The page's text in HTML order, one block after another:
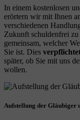
In einem kostenlosen
erörtern wir mit Ihnen
verschiedenen
Zukunft schuldenfrei
gemeinsam, welcher
Sie ist. Dies
später, ob Sie mit uns
wollen.
Aufstellung der Gläubiger